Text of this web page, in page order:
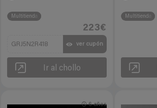
Multitienda
223€
GRJ5N2R418 ver cupón
Ir al chollo
Multitienda
6 años